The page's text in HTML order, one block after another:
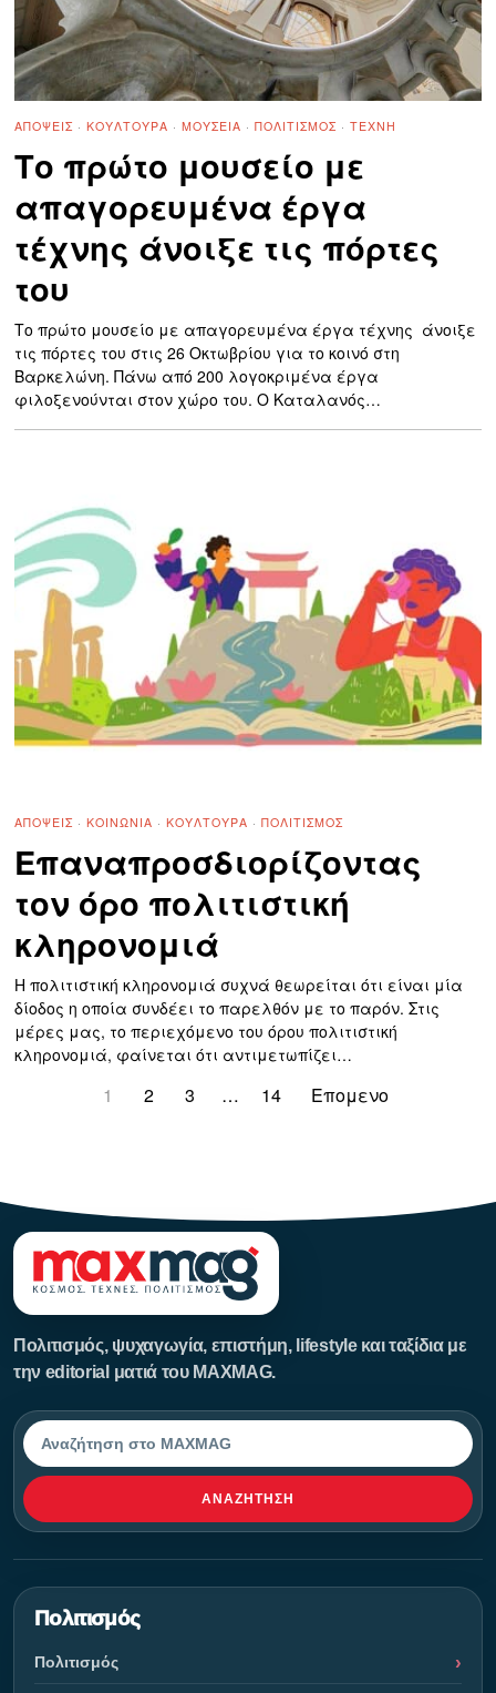
ΑΠΌΨΕΙΣ · ΚΟΥΛΤΟΥΡΑ · ΜΟΥΣΕΊΑ · ΠΟΛΙΤΙΣΜΌΣ · ΤΈΧΝΗ
Το πρώτο μουσείο με
απαγορευμένα έργα
τέχνης άνοιξε τις πόρτες
του
Το πρώτο μουσείο με απαγορευμένα έργα τέχνης άνοιξε
τις πόρτες του στις 26 Οκτωβρίου για το κοινό στη
Βαρκελώνη. Πάνω από 200 λογοκριμένα έργα
φιλοξενούνται στον χώρο του. Ο Καταλανός…
ΑΠΌΨΕΙΣ · ΚΟΙΝΩΝΊΑ · ΚΟΥΛΤΟΥΡΑ · ΠΟΛΙΤΙΣΜΌΣ
Επαναπροσδιορίζοντας
τον όρο πολιτιστική
κληρονομιά
Η πολιτιστική κληρονομιά συχνά θεωρείται ότι είναι μία
δίοδος η οποία συνδέει το παρελθόν με το παρόν. Στις
μέρες μας, το περιεχόμενο του όρου πολιτιστική
κληρονομιά, φαίνεται ότι αντιμετωπίζει…
1 2 3 … 14 Επομενο
Πολιτισμός, ψυχαγωγία, επιστήμη, lifestyle και ταξίδια με
την editorial ματιά του MAXMAG.
Αναζήτηση
ΑΝΑΖΉΤΗΣΗ
Πολιτισμός
Πολιτισμός